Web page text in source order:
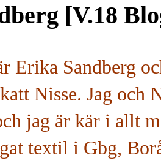
[V.18
Erika Sandberg
Nisse. Jag och
jag är kär i allt
textil i Gbg,